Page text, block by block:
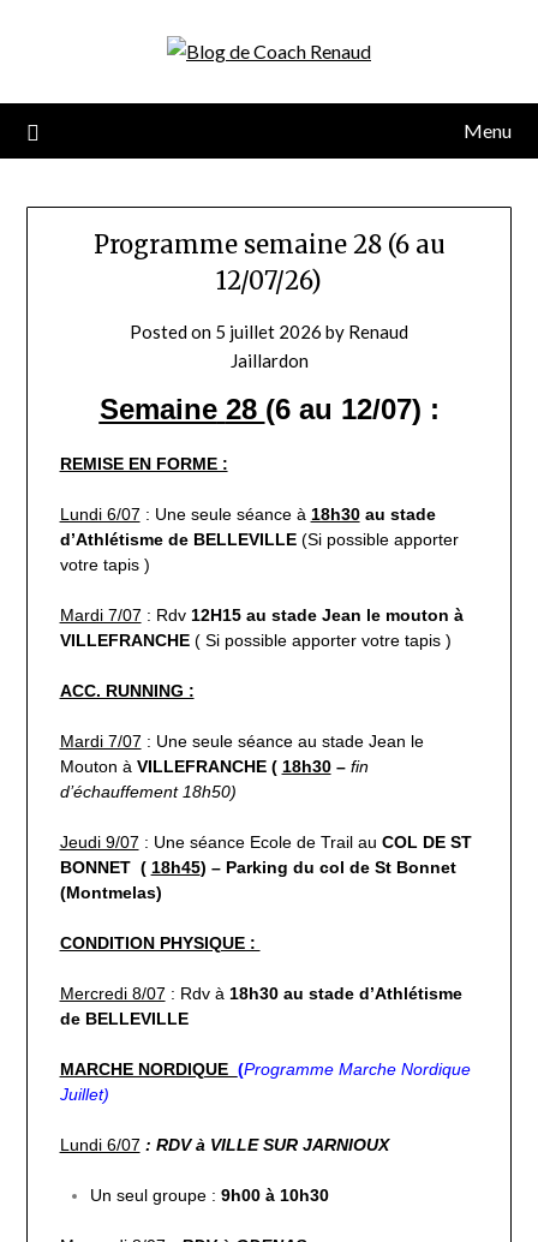
Menu
Programme semaine 28 (6 au
12/07/26)
Posted on 5 juillet 2026 by Renaud
Jaillardon
Semaine 28 (6 au 12/07) :
REMISE EN FORME :
Lundi 6/07 : Une seule séance à 18h30au stade
d’Athlétisme de BELLEVILLE(Si possible apporter
votre tapis )
Mardi 7/07 : Rdv 12H15 au stade Jean le mouton à
VILLEFRANCHE ( Si possible apporter votre tapis )
ACC. RUNNING :
Mardi 7/07 : Une seule séance au stade Jean le
Mouton à VILLEFRANCHE ( 18h30– fin
d’échauffement 18h50)
Jeudi 9/07 : Une séance Ecole de Trail au COL DE ST
BONNET ( 18h45) – Parking du col de St Bonnet
(Montmelas)
CONDITION PHYSIQUE :
Mercredi 8/07 : Rdv à 18h30 au stade d’Athlétisme
de BELLEVILLE
MARCHE NORDIQUE (Programme Marche Nordique
Juillet)
Lundi 6/07 : RDV à VILLE SUR JARNIOUX
Un seul groupe : 9h00 à 10h30